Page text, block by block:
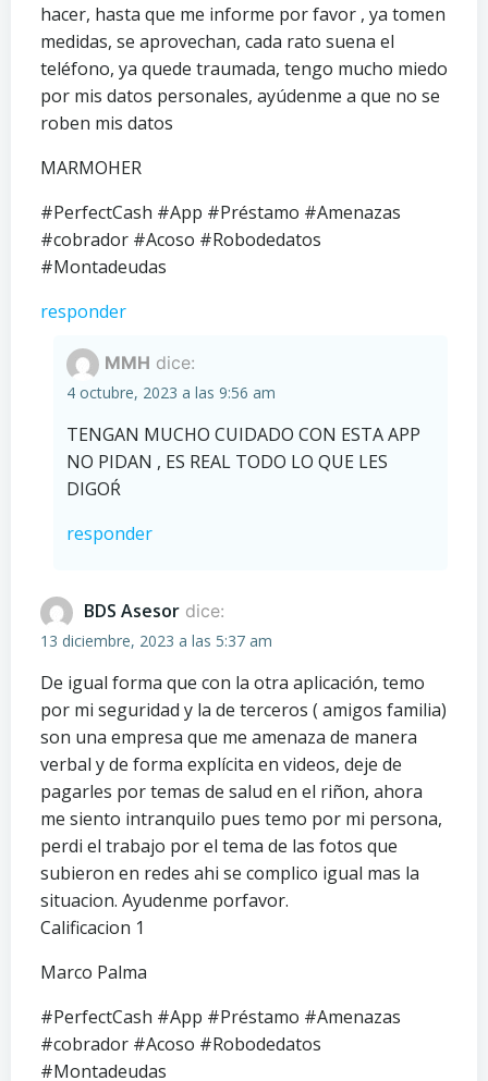
hacer, hasta que me informe por favor , ya tomen
medidas, se aprovechan, cada rato suena el
teléfono, ya quede traumada, tengo mucho miedo
por mis datos personales, ayúdenme a que no se
roben mis datos
MARMOHER
#PerfectCash #App #Préstamo #Amenazas
#cobrador #Acoso #Robodedatos
#Montadeudas
responder
MMH dice:
4 octubre, 2023 a las 9:56 am
TENGAN MUCHO CUIDADO CON ESTA APP
NO PIDAN , ES REAL TODO LO QUE LES
DIGOŔ
responder
BDS Asesor dice:
13 diciembre, 2023 a las 5:37 am
De igual forma que con la otra aplicación, temo
por mi seguridad y la de terceros ( amigos familia)
son una empresa que me amenaza de manera
verbal y de forma explícita en videos, deje de
pagarles por temas de salud en el riñon, ahora
me siento intranquilo pues temo por mi persona,
perdi el trabajo por el tema de las fotos que
subieron en redes ahi se complico igual mas la
situacion. Ayudenme porfavor.
Calificacion 1
Marco Palma
#PerfectCash #App #Préstamo #Amenazas
#cobrador #Acoso #Robodedatos
#Montadeudas